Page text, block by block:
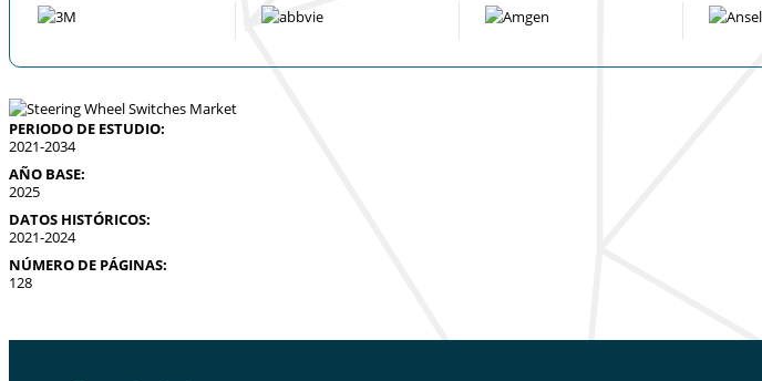
PERIODO DE ESTUDIO:
2021-2034
AÑO BASE:
2025
DATOS HISTÓRICOS:
2021-2024
NÚMERO DE PÁGINAS:
128